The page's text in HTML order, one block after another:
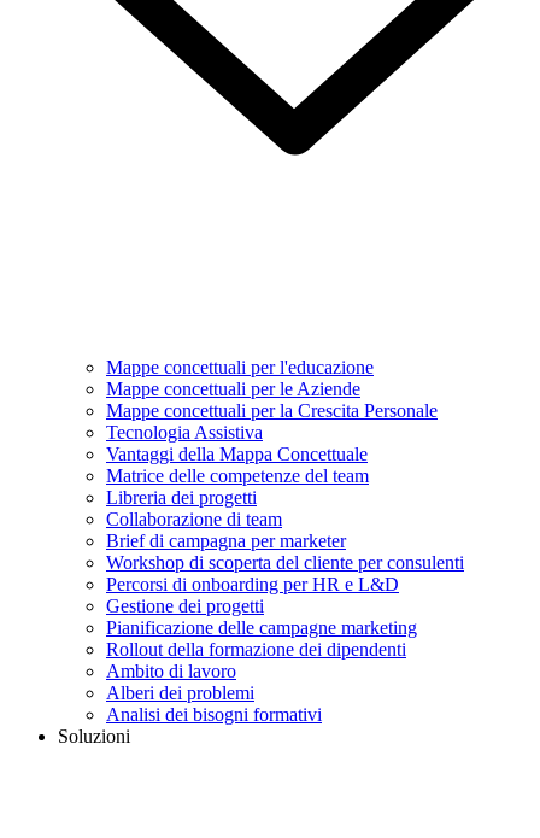
Mappe concettuali per l'educazione
Mappe concettuali per le Aziende
Mappe concettuali per la Crescita Personale
Tecnologia Assistiva
Vantaggi della Mappa Concettuale
Matrice delle competenze del team
Libreria dei progetti
Collaborazione di team
Brief di campagna per marketer
Workshop di scoperta del cliente per consulenti
Percorsi di onboarding per HR e L&D
Gestione dei progetti
Pianificazione delle campagne marketing
Rollout della formazione dei dipendenti
Ambito di lavoro
Alberi dei problemi
Analisi dei bisogni formativi
Soluzioni